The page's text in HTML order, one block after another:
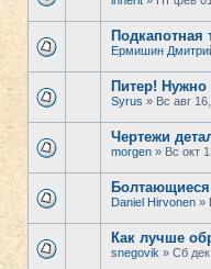
Подкапотная
Ермишин
Питер!
Syrus » Вс авг
Чертежи
morgen » Вс окт
Daniel Hirvonen »
Как лучше
snegovik » Сб